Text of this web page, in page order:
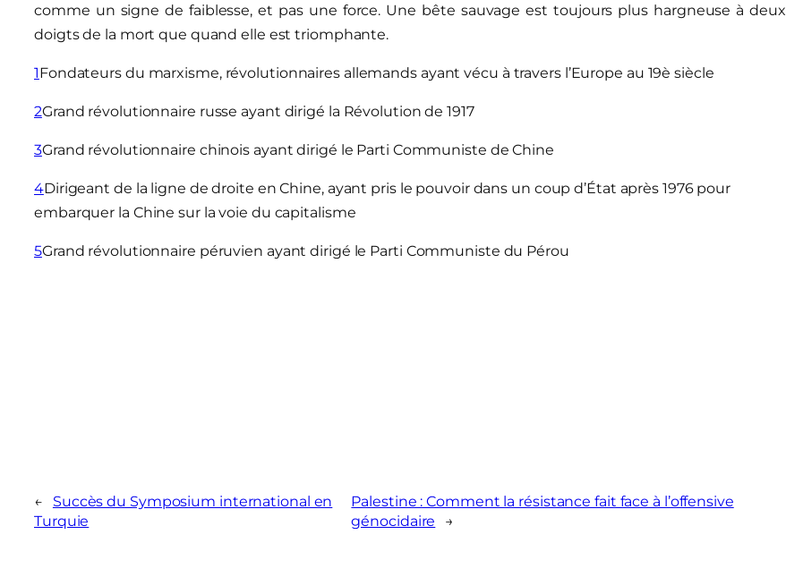
comme un signe de faiblesse, et pas une force. Une bête sauvage est toujours plus hargneuse à deux
doigts de la mort que quand elle est triomphante.
1Fondateurs du marxisme, révolutionnaires allemands ayant vécu à travers l’Europe au 19è siècle
2Grand révolutionnaire russe ayant dirigé la Révolution de 1917
3Grand révolutionnaire chinois ayant dirigé le Parti Communiste de Chine
4Dirigeant de la ligne de droite en Chine, ayant pris le pouvoir dans un coup d’État après 1976 pour
embarquer la Chine sur la voie du capitalisme
5Grand révolutionnaire péruvien ayant dirigé le Parti Communiste du Pérou
←
Succès du Symposium international en
Turquie
Palestine : Comment la résistance fait face à l’offensive
génocidaire
→